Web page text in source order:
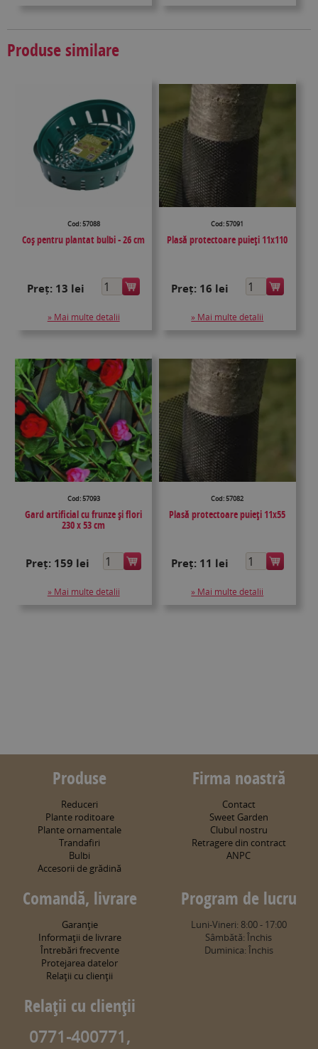
Produse similare
Cod: 57088
Coș pentru plantat bulbi - 26 cm
Preț: 13 lei
» Mai multe detalii
Cod: 57091
Plasă protectoare puieţi 11x110
Preț: 16 lei
» Mai multe detalii
Cod: 57093
Gard artificial cu frunze și flori
230 x 53 cm
Preț: 159 lei
» Mai multe detalii
Cod: 57082
Plasă protectoare puieţi 11x55
Preț: 11 lei
» Mai multe detalii
Produse
Reduceri
Plante roditoare
Plante ornamentale
Trandafiri
Bulbi
Accesorii de grădină
Firma noastră
Contact
Sweet Garden
Clubul nostru
Retragere din contract
ANPC
Comandă, livrare
Garanţie
Informaţii de livrare
Întrebări frecvente
Protejarea datelor
Relaţii cu clienţii
Program de lucru
Luni-Vineri: 8:00 - 17:00
Sâmbătă: Închis
Duminica: Închis
Relaţii cu clienţii
0771-400771,